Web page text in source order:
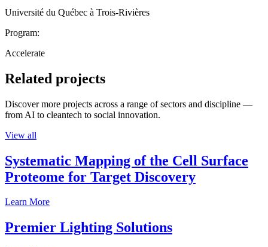
Université du Québec à Trois-Rivières
Program:
Accelerate
Related projects
Discover more projects across a range of sectors and discipline —
from AI to cleantech to social innovation.
View all
Systematic Mapping of the Cell Surface
Proteome for Target Discovery
Learn More
Premier Lighting Solutions